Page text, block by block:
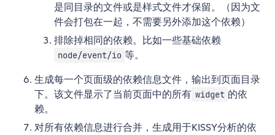
是同目录的文件或是样式文件才保留。（因为文
件会打包在一起，不需要另外添加这个依赖）
排除掉相同的依赖。比如一些基础依赖
node/event/io 等。
生成每一个页面级的依赖信息文件，输出到页面目录
下。该文件显示了当前页面中的所有 widget 的依
赖。
对所有依赖信息进行合并，生成用于KISSY分析的依